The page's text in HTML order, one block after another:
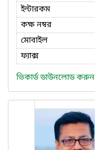
ইন্টারকম
কক্ষ নম্বর
মোবাইল
ফ্যাক্স
ভিকার্ড ডাউনলোড করুন